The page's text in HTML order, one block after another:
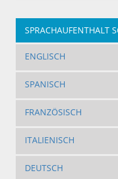
SPRACHAUFENTHALT
ENGLISCH
SPANISCH
FRANZÖSISCH
ITALIENISCH
DEUTSCH